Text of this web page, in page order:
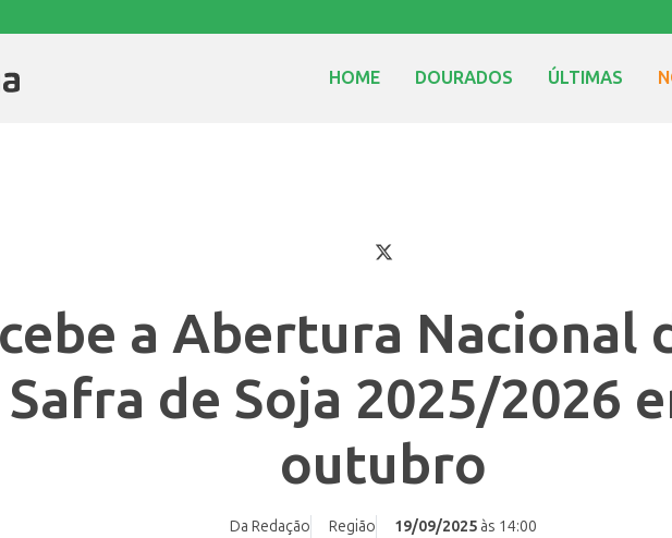
HOME DOURADOS ÚLTIMAS
a Abertura Nacional
de Soja 2025/2026
outubro
Da Redação Região 19/09/2025 às 14:00